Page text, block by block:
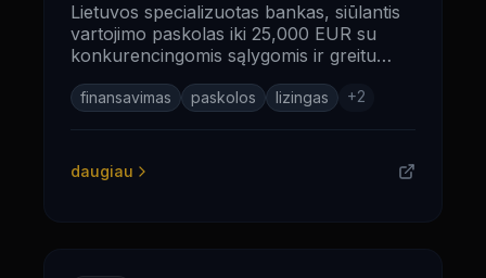
Lietuvos specializuotas bankas, siūlantis
vartojimo paskolas iki 25,000 EUR su
konkurencingomis sąlygomis ir greitu
finansavimas paskolos lizingas +2
daugiau